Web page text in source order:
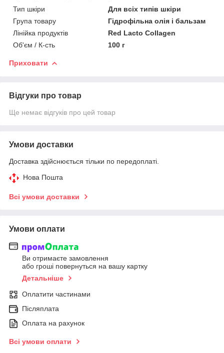
Тип шкіри
Для всіх типів шкіри
Група товару
Гідрофільна олія і бальзам
Лінійка продуктів
Red Lacto Collagen
Об'єм / К-сть
100 г
Приховати
Відгуки про товар
Ще немає відгуків про цей товар
Умови доставки
Доставка здійснюється тільки по передоплаті.
Нова Пошта
Всі умови доставки
Умови оплати
Ви отримаєте замовлення
або гроші повернуться на вашу картку
Детальніше
Оплатити частинами
Післяплата
Оплата на рахунок
Всі умови оплати